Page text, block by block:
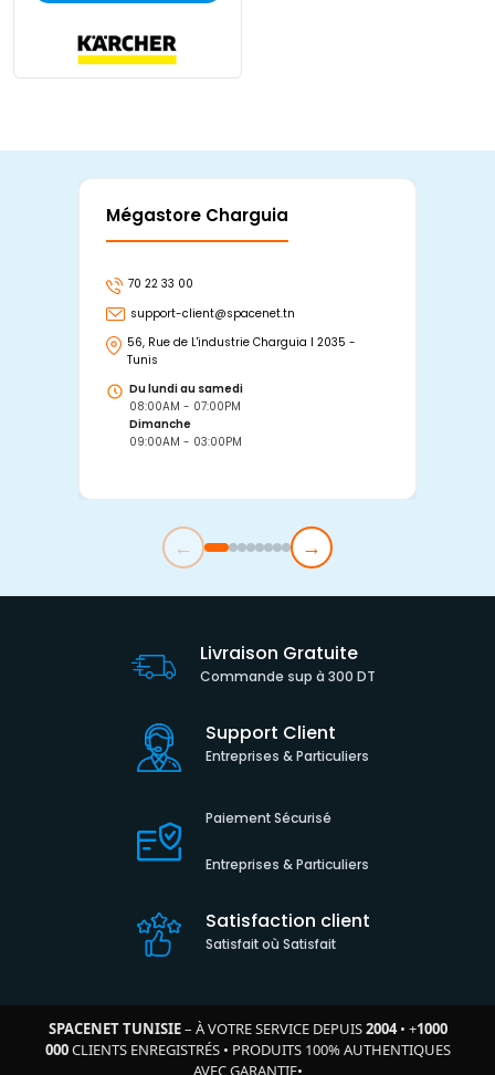
Mégastore Charguia
70 22 33 00
support-client@spacenet.tn
56, Rue de L'industrie Charguia I 2035 -
Tunis
Du lundi au samedi
08:00AM - 07:00PM
Dimanche
09:00AM - 03:00PM
← →
Livraison Gratuite
Commande sup à 300 DT
Support Client
Entreprises & Particuliers
Paiement Sécurisé
Entreprises & Particuliers
Satisfaction client
Satisfait où Satisfait
SPACENET TUNISIE– À VOTRE SERVICE DEPUIS2004• +1000
000CLIENTS ENREGISTRÉS• PRODUITS 100% AUTHENTIQUES
AVEC GARANTIE•